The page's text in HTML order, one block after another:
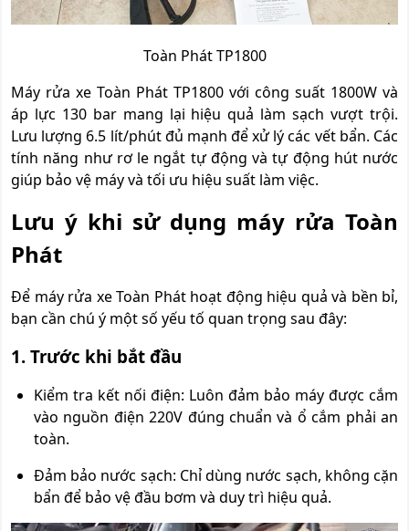
Toàn Phát TP1800
Máy rửa xe Toàn Phát TP1800 với công suất 1800W và
áp lực 130 bar mang lại hiệu quả làm sạch vượt trội.
Lưu lượng 6.5 lít/phút đủ mạnh để xử lý các vết bẩn. Các
tính năng như rơ le ngắt tự động và tự động hút nước
giúp bảo vệ máy và tối ưu hiệu suất làm việc.
Lưu ý khi sử dụng máy rửa Toàn
Phát
Để máy rửa xe Toàn Phát hoạt động hiệu quả và bền bỉ,
bạn cần chú ý một số yếu tố quan trọng sau đây:
1. Trước khi bắt đầu
Kiểm tra kết nối điện: Luôn đảm bảo máy được cắm
vào nguồn điện 220V đúng chuẩn và ổ cắm phải an
toàn.
Đảm bảo nước sạch: Chỉ dùng nước sạch, không cặn
bẩn để bảo vệ đầu bơm và duy trì hiệu quả.